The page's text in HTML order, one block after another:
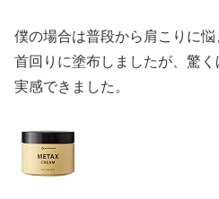
僕の場合は普段から肩こりに
首回りに塗布しましたが、驚
実感できました。